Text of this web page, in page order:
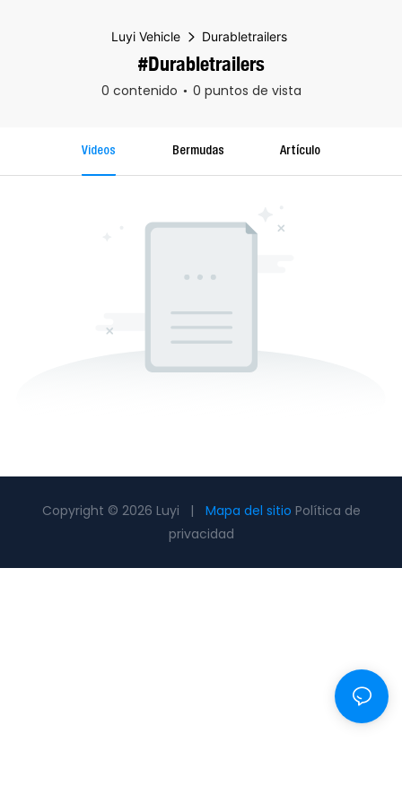
Luyi Vehicle Durabletrailers
#Durabletrailers
0 contenido 0 puntos de vista
Videos Bermudas Artículo
Copyright © 2026 Luyi | Mapa del sitio Política de
privacidad